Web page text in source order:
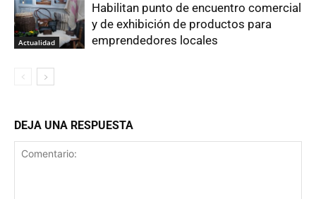
Actualidad
Habilitan punto de encuentro comercial
y de exhibición de productos para
emprendedores locales
DEJA UNA RESPUESTA